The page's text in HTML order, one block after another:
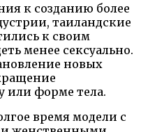
к созданию более
таиландские
к своим
менее сексуально.
новых
или форме тела.
время модели с